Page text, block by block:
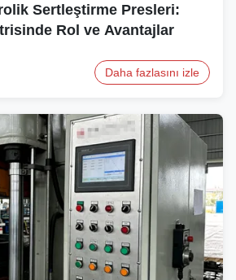
Sertleştirme Presleri:
Rol ve Avantajlar
Daha fazlasını izle